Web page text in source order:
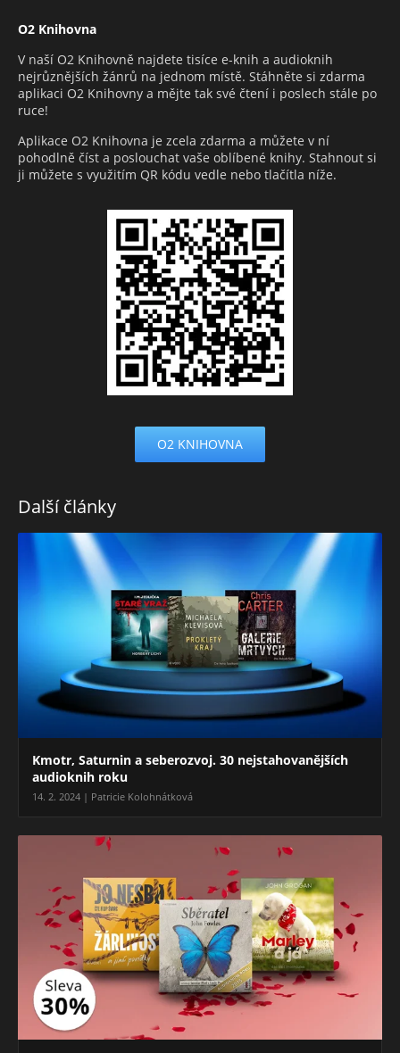
O2 Knihovna
V naší O2 Knihovně najdete tisíce e-knih a audioknih
nejrůznějších žánrů na jednom místě. Stáhněte si zdarma
aplikaci O2 Knihovny a mějte tak své čtení i poslech stále po
ruce!
Aplikace O2 Knihovna je zcela zdarma a můžete v ní
pohodlně číst a poslouchat vaše oblíbené knihy. Stahnout si
ji můžete s využitím QR kódu vedle nebo tlačítla níže.
O2 KNIHOVNA
Další články
Kmotr, Saturnin a seberozvoj. 30 nejstahovanějších
audioknih roku
14. 2. 2024 | Patricie Kolohnátková